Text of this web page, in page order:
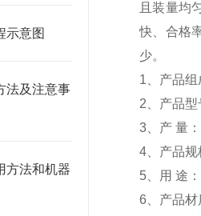
示意图
法及注意事
方法和机器
且装量均
快、合格
少。
1、产品
2、产品
3、产 量
4、产品
5、用 途
6、产品